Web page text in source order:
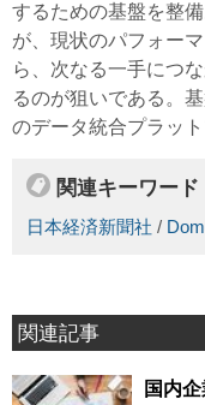
するための基盤を整
が、現状のパフォー
ら、次なる一手につ
るのが狙いである。
のデータ統合プラッ
関連キーワード
日本経済新聞社 /
関連記事
国内